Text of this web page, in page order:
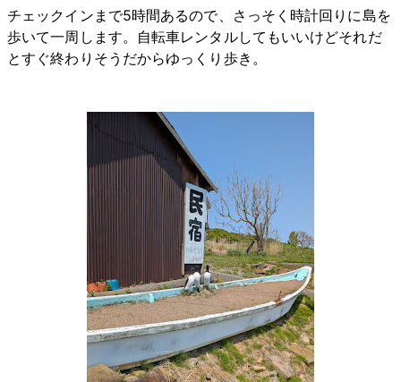
チェックインまで5時間あるので、さっそく時計回りに島を
歩いて一周します。自転車レンタルしてもいいけどそれだ
とすぐ終わりそうだからゆっくり歩き。